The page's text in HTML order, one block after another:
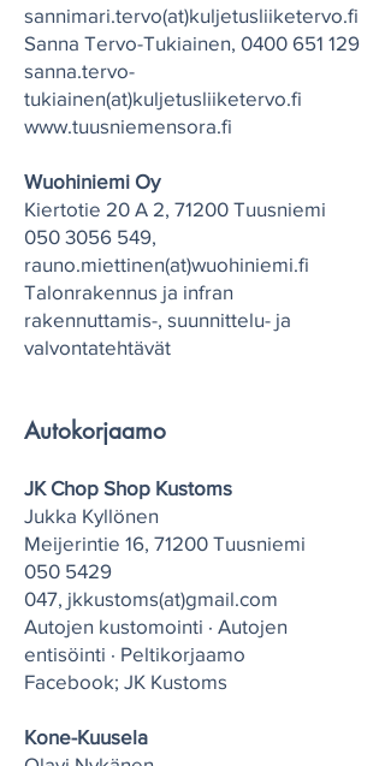
sannimari.tervo(at)kuljetusliiketervo.fi
Sanna Tervo-Tukiainen, 0400 651 129
sanna.tervo-
tukiainen(at)kuljetusliiketervo.fi
www.tuusniemensora.fi
Wuohiniemi Oy
Kiertotie 20 A 2, 71200 Tuusniemi
050 3056 549,
rauno.miettinen(at)wuohiniemi.fi
Talonrakennus ja infran
rakennuttamis-, suunnittelu- ja
valvontatehtävät
Autokorjaamo
JK Chop Shop Kustoms
Jukka Kyllönen
Meijerintie 16, 71200 Tuusniemi
050 5429
047, jkkustoms(at)gmail.com
Autojen kustomointi · Autojen
entisöinti · Peltikorjaamo
Facebook; JK Kustoms
Kone-Kuusela